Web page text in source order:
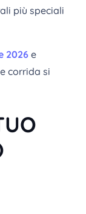
più speciali
2026 e
corrida si